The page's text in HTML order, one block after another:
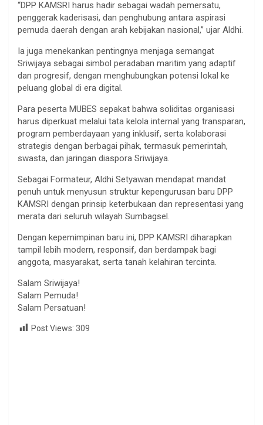
“DPP KAMSRI harus hadir sebagai wadah pemersatu,
penggerak kaderisasi, dan penghubung antara aspirasi
pemuda daerah dengan arah kebijakan nasional,” ujar Aldhi.
Ia juga menekankan pentingnya menjaga semangat
Sriwijaya sebagai simbol peradaban maritim yang adaptif
dan progresif, dengan menghubungkan potensi lokal ke
peluang global di era digital.
Para peserta MUBES sepakat bahwa soliditas organisasi
harus diperkuat melalui tata kelola internal yang transparan,
program pemberdayaan yang inklusif, serta kolaborasi
strategis dengan berbagai pihak, termasuk pemerintah,
swasta, dan jaringan diaspora Sriwijaya.
Sebagai Formateur, Aldhi Setyawan mendapat mandat
penuh untuk menyusun struktur kepengurusan baru DPP
KAMSRI dengan prinsip keterbukaan dan representasi yang
merata dari seluruh wilayah Sumbagsel.
Dengan kepemimpinan baru ini, DPP KAMSRI diharapkan
tampil lebih modern, responsif, dan berdampak bagi
anggota, masyarakat, serta tanah kelahiran tercinta.
Salam Sriwijaya!
Salam Pemuda!
Salam Persatuan!
Post Views: 309